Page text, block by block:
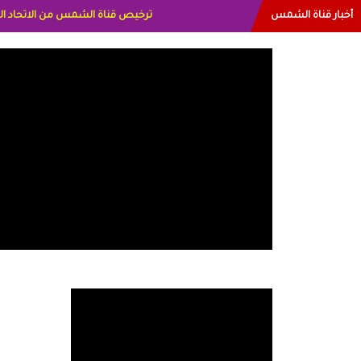
أخبار قناة الشمس